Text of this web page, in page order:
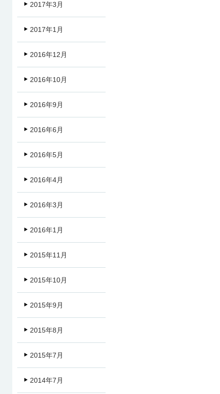
2017年3月
2017年1月
2016年12月
2016年10月
2016年9月
2016年6月
2016年5月
2016年4月
2016年3月
2016年1月
2015年11月
2015年10月
2015年9月
2015年8月
2015年7月
2014年7月